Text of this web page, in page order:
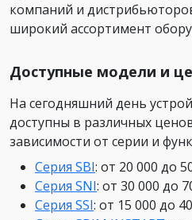
компаний и
широкий ассортимент
Доступные модели и
На сегодняшний день
доступны в различных
зависимости от серии и
Серия SBI: от 20 000 до
Серия SNI: от 30 000 до
Серия SSI: от 15 000 до